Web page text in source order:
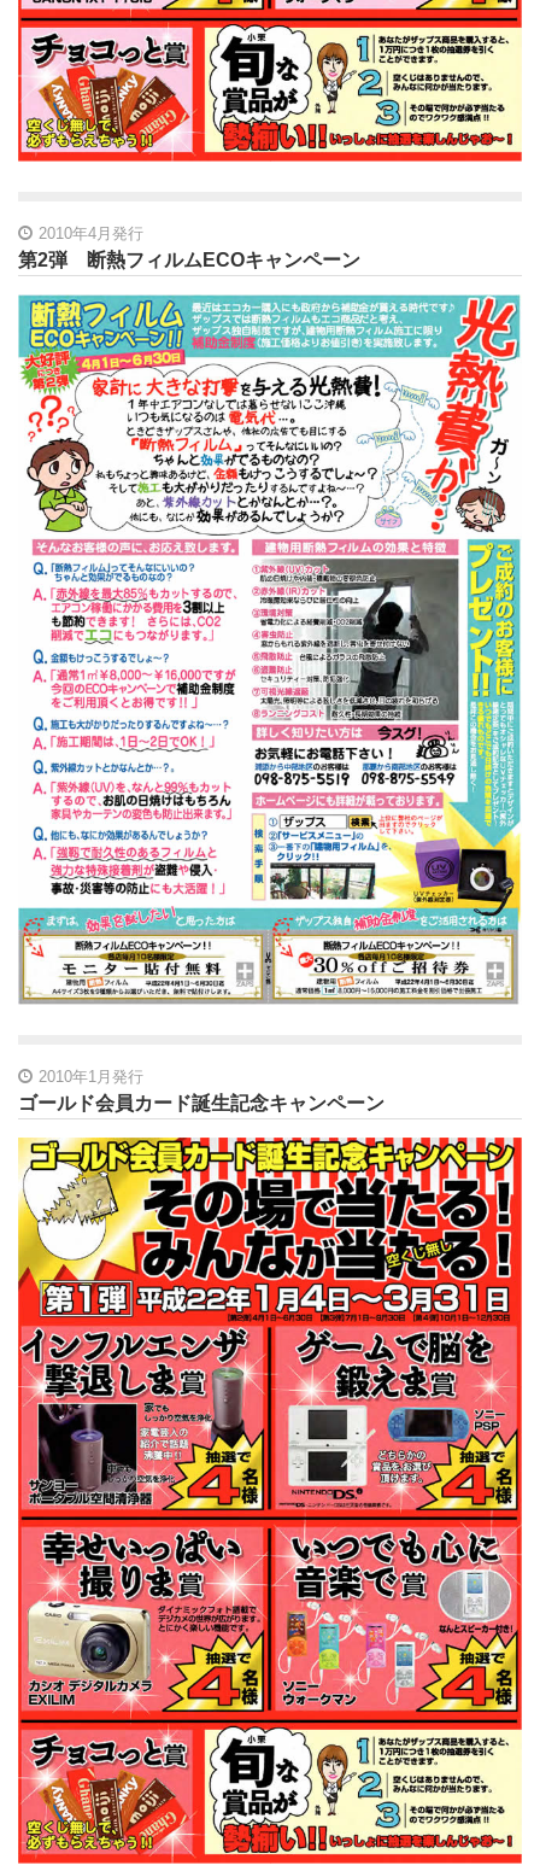
2010年4月発行
第2弾 断熱フィルムECOキャンペーン
2010年1月発行
ゴールド会員カード誕生記念キャンペーン